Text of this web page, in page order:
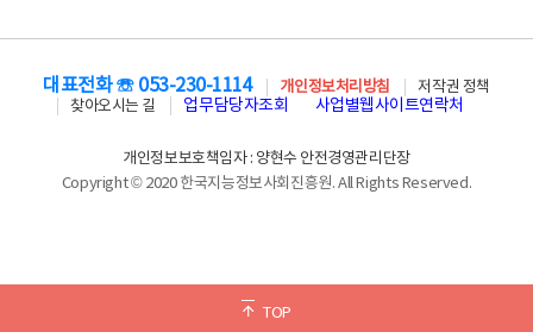
TOP
대표전화 ☏ 053-230-1114 개인정보처리방침
저작권 정책
찾아오시는 길
업무담당자조회 사업별웹사이트연락처
개인정보보호책임자 : 양현수 안전경영관리단장
Copyright © 2020 한국지능정보사회진흥원. All Rights Reserved.